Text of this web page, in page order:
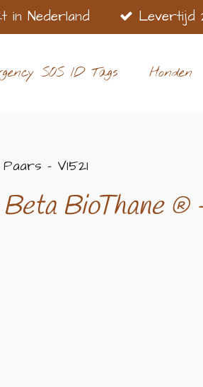
in Nederland Levertijd
SOS ID Tags Honden
- VI521
BioThane ®